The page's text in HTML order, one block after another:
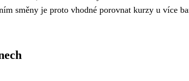
směny je proto vhodné porovnat kurzy u více